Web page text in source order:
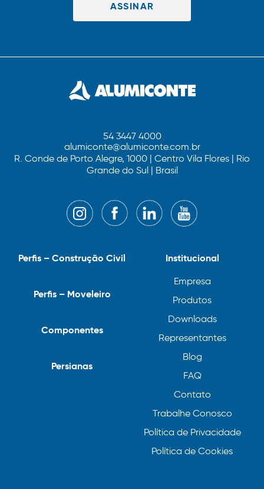
54 3447 4000
alumiconte@alumiconte.com.br
R. Conde de Porto Alegre, 1000 | Centro Vila Flores | Rio
Grande do Sul | Brasil
Institucional
Empresa
Produtos
Downloads
Representantes
Blog
FAQ
Contato
Trabalhe Conosco
Política de Privacidade
Política de Cookies
Perfis – Construção Civil
Perfis – Moveleiro
Componentes
Persianas